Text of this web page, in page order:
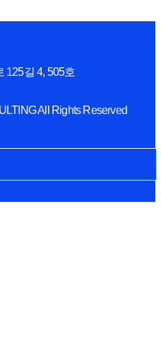
125길 4, 505호
All Rights Reserved